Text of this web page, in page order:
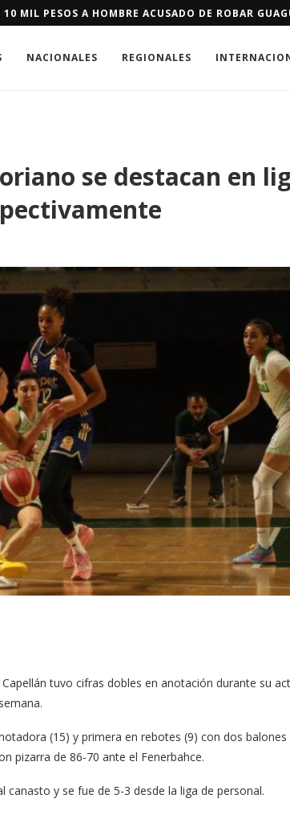
SE LES NIEGUE RESIDENCIA DE EEUU PODRÁN
NACIONALES REGIONALES
se destacan en
tuvo cifras dobles en anotación durante su
(15) y primera en rebotes (9) con dos balones
pizarra de 86-70 ante el Fenerbahce.
y se fue de 5-3 desde la liga de personal.